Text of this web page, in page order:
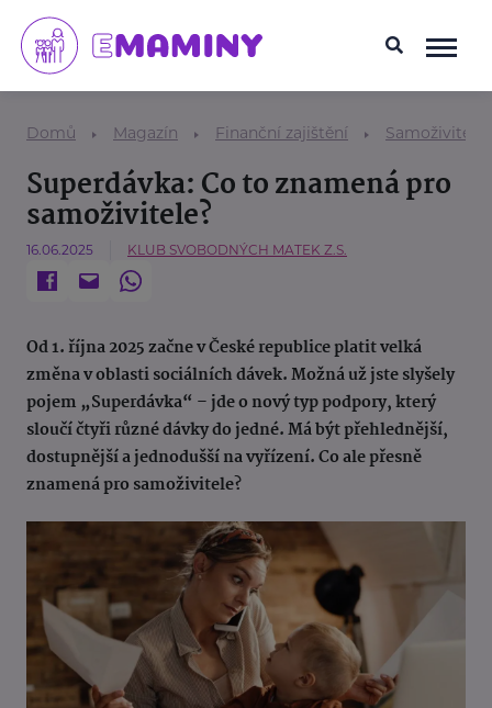
Domů Magazín Finanční zajištění Samoživitel/
Superdávka: Co to znamená pro
samoživitele?
16.06.2025 KLUB SVOBODNÝCH MATEK Z.S.
Od 1. října 2025 začne v České republice platit velká
změna v oblasti sociálních dávek. Možná už jste slyšely
pojem „Superdávka“ – jde o nový typ podpory, který
sloučí čtyři různé dávky do jedné. Má být přehlednější,
dostupnější a jednodušší na vyřízení. Co ale přesně
znamená pro samoživitele?